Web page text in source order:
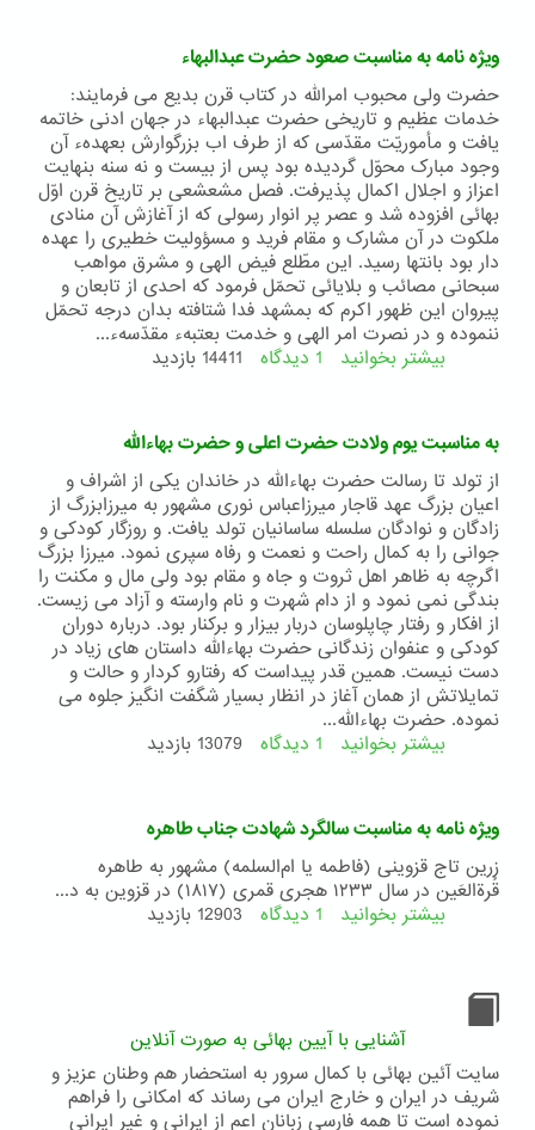
ویژه نامه به مناسبت صعود حضرت عبدالبهاء
حضرت ولی محبوب امرالله در کتاب قرن بدیع می فرمایند:
خدمات عظيم و تاريخی حضرت عبدالبهاء در جهان ادنی خاتمه
يافت و مأموريّت مقدّسی که از طرف اب بزرگوارش بعهدهء آن
وجود مبارک محوّل گرديده بود پس از بيست و نه سنه بنهايت
اعزاز و اجلال اکمال پذيرفت. فصل مشعشعی بر تاريخ قرن اوّل
بهائی افزوده شد و عصر پر انوار رسولی که از آغازش آن منادی
ملکوت در آن مشارک و مقام فريد و مسؤوليت خطيری را عهده
دار بود بانتها رسيد. اين مطّلع فيض الهی و مشرق مواهب
سبحانی مصائب و بلايائی تحمّل فرمود که احدی از تابعان و
پيروان اين ظهور اکرم که بمشهد فدا شتافته بدان درجه تحمّل
ننموده و در نصرت امر الهی و خدمت بعتبهء مقدّسهء...
بیشتر بخوانید درباره
مناسبت
صعود
حضرت
عبدالبهاء
1 دیدگاه 14411 بازدید
به مناسبت یوم ولادت حضرت اعلی و حضرت بهاءالله
از تولد تا رسالت حضرت بهاءالله در خاندان یکی از اشراف و
اعیان بزرگ عهد قاجار میرزاعباس نوری مشهور به میرزابزرگ از
زادگان و نوادگان سلسله ساسانیان تولد یافت. و روزگار کودکی و
جوانی را به کمال راحت و نعمت و رفاه سپری نمود. میرزا بزرگ
اگرچه به ظاهر اهل ثروت و جاه و مقام بود ولی مال و مکنت را
بندگی نمی نمود و از دام شهرت و نام وارسته و آزاد می زیست.
از افکار و رفتار چاپلوسان دربار بیزار و برکنار بود. درباره دوران
کودکی و عنفوان زندگانی حضرت بهاءالله داستان های زیاد در
دست نیست. همین قدر پیداست که رفتارو کردار و حالت و
تمایلاتش از همان آغاز در انظار بسیار شگفت انگیز جلوه می
نموده. حضرت بهاءالله...
بیشتر بخوانید درباره
یوم
ولادت
حضرت
اعلی
1 دیدگاه 13079 بازدید
ویژه نامه به مناسبت سالگرد شهادت جناب طاهره
زرین تاج قزوینی (فاطمه یا ام‌السلمه) مشهور به طاهره
قُرةالعَین در سال ۱۲۳۳ هجری قمری (۱۸۱۷) در قزوین به د...
بیشتر بخوانید درباره
سالگرد
شهادت
جناب
طاهره
1 دیدگاه 12903 بازدید
آشنایی با آیین بهائی به صورت آنلاین
سایت آئین بهائی با کمال سرور به استحضار هم وطنان عزیز و
شریف در ایران و خارج ایران می رساند که امکانی را فراهم
نموده است تا همه فارسی زبانان اعم از ایرانی و غیر ایرانی